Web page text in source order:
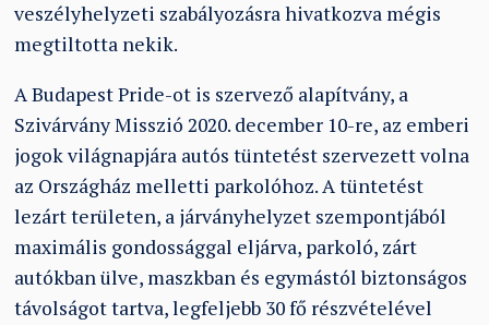
veszélyhelyzeti szabályozásra hivatkozva mégis
megtiltotta nekik.
A Budapest Pride-ot is szervező alapítvány, a
Szivárvány Misszió 2020. december 10-re, az emberi
jogok világnapjára autós tüntetést szervezett volna
az Országház melletti parkolóhoz. A tüntetést
lezárt területen, a járványhelyzet szempontjából
maximális gondossággal eljárva, parkoló, zárt
autókban ülve, maszkban és egymástól biztonságos
távolságot tartva, legfeljebb 30 fő részvételével